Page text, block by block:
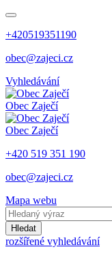
+420519351190
obec@zajeci.cz
Vyhledávání
Obec Zaječí
Obec Zaječí
+420 519 351 190
obec@zajeci.cz
Mapa webu
Hledat
rozšířené vyhledávání